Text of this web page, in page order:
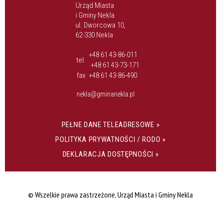
Urząd Miasta
i Gminy Nekla
ul. Dworcowa 10,
62-330 Nekla
tel.
+48 61 43-86-011
+48 61 43-73-171
fax +48 61 43-86-490
nekla@gminanekla.pl
PEŁNE DANE TELEADRESOWE »
POLITYKA PRYWATNOŚCI / RODO »
DEKLARACJA DOSTĘPNOŚCI »
© Wszelkie prawa zastrzeżone, Urząd Miasta i Gminy Nekla